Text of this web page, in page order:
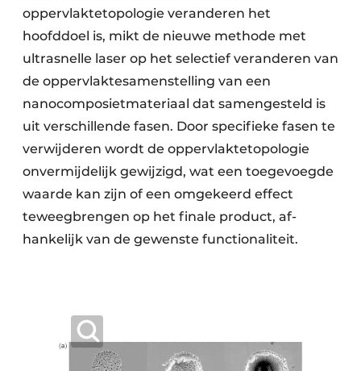
oppervlaktetopologie veranderen het
hoofddoel is, mikt de nieuwe methode met
ultrasnelle laser op het selectief veranderen van
de oppervlaktesamenstelling van een
nanocomposietmateriaal dat samengesteld is
uit verschillende fasen. Door specifieke fasen te
verwijderen wordt de oppervlaktetopologie
onvermijdelijk gewijzigd, wat een toegevoegde
waarde kan zijn of een omgekeerd effect
teweegbrengen op het finale product, af­
hankelijk van de gewenste functionaliteit.